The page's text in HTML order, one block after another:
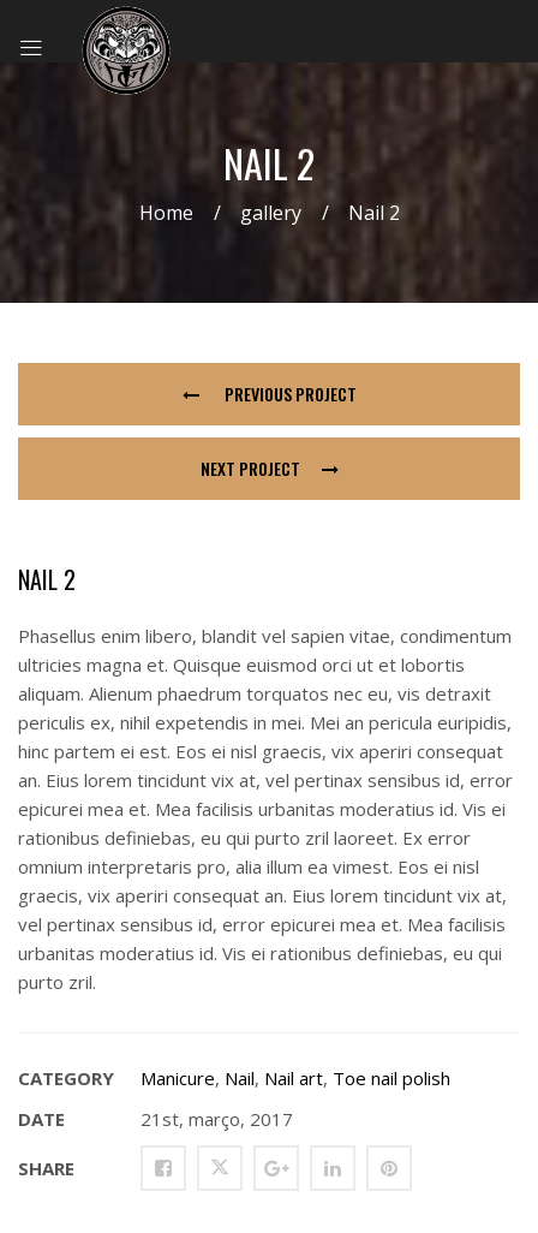
NAIL 2
Home gallery Nail 2
PREVIOUS PROJECT
NEXT PROJECT
NAIL 2
Phasellus enim libero, blandit vel sapien vitae, condimentum
ultricies magna et. Quisque euismod orci ut et lobortis
aliquam. Alienum phaedrum torquatos nec eu, vis detraxit
periculis ex, nihil expetendis in mei. Mei an pericula euripidis,
hinc partem ei est. Eos ei nisl graecis, vix aperiri consequat
an. Eius lorem tincidunt vix at, vel pertinax sensibus id, error
epicurei mea et. Mea facilisis urbanitas moderatius id. Vis ei
rationibus definiebas, eu qui purto zril laoreet. Ex error
omnium interpretaris pro, alia illum ea vimest. Eos ei nisl
graecis, vix aperiri consequat an. Eius lorem tincidunt vix at,
vel pertinax sensibus id, error epicurei mea et. Mea facilisis
urbanitas moderatius id. Vis ei rationibus definiebas, eu qui
purto zril.
CATEGORY Manicure, Nail, Nail art, Toe nail polish
DATE
21st, março, 2017
SHARE